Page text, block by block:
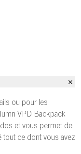
ou pour les
VPD Backpack
et vous permet de
tout ce dont vous avez